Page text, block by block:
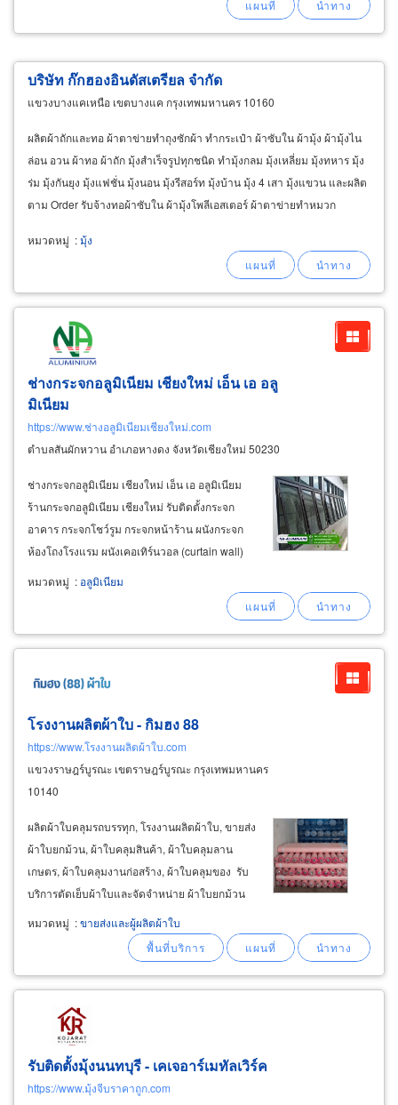
บริษัท ก๊กฮองอินดัสเตรียล จำกัด
แขวงบางแคเหนือ เขตบางแค กรุงเทพมหานคร 10160
ผลิตผ้าถักและทอ ผ้าตาข่ายทำถุงซักผ้า ทำกระเป๋า ผ้าซับใน ผ้ามุ้ง ผ้ามุ้งไน
ล่อน อวน ผ้าทอ ผ้าถัก มุ้งสำเร็จรูปทุกชนิด ทำมุ้งกลม มุ้งเหลี่ยม มุ้งทหาร มุ้ง
ร่ม มุ้งกันยุง มุ้งแฟชั่น มุ้งนอน มุ้งรีสอร์ท มุ้งบ้าน มุ้ง 4 เสา มุ้งแขวน และผลิต
ตาม Order รับจ้างทอผ้าซับใน ผ้ามุ้งโพลีเอสเตอร์ ผ้าตาข่ายทำหมวก
หมวดหมู่ :มุ้ง
ช่างกระจกอลูมิเนียม เชียงใหม่ เอ็น เอ อลู
มิเนียม
https://www.ช่างอลูมิเนียมเชียงใหม่.com
ตำบลสันผักหวาน อำเภอหางดง จังหวัดเชียงใหม่ 50230
ช่างกระจกอลูมิเนียม เชียงใหม่ เอ็น เอ อลูมิเนียม
ร้านกระจกอลูมิเนียม เชียงใหม่ รับติดตั้งกระจก
อาคาร กระจกโชว์รูม กระจกหน้าร้าน ผนังกระจก
ห้องโถงโรงแรม ผนังเคอเทิร์นวอล (curtain wall)
งานแผนกระจกหน้าตึก ตกแต่งภายนอกอาคาร
รับสั่งทำประตูหน้าต่างกระจกอลูมิเนียมสำเร็จรูป
หมวดหมู่ : อลูมิเนียม
โรงงานผลิตผ้าใบ - กิมฮง 88
https://www.โรงงานผลิตผ้าใบ.com
แขวงราษฎร์บูรณะ เขตราษฎร์บูรณะ กรุงเทพมหานคร
10140
ผลิตผ้าใบคลุมรถบรรทุก, โรงงานผลิตผ้าใบ, ขายส่ง
ผ้าใบยกม้วน, ผ้าใบคลุมสินค้า, ผ้าใบคลุมลาน
เกษตร, ผ้าใบคลุมงานก่อสร้าง, ผ้าใบคลุมของ รับ
บริการตัดเย็บผ้าใบและจัดจำหน่าย ผ้าใบยกม้วน
ผ้าใบสำเร็จรูป ราคาส่ง เราสามารถผลิตผ้าใบตาม
สั่งตามขนาดตามความต้องการ เพื่อให้เหมาะกับ
การใช้งานอุตสาหกรรมต่างๆ
หมวดหมู่ :ขายส่งและผู้ผลิตผ้าใบ
รับติดตั้งมุ้งนนทบุรี - เคเจอาร์เมทัลเวิร์ค
https://www.มุ้งจีบราคาถูก.com